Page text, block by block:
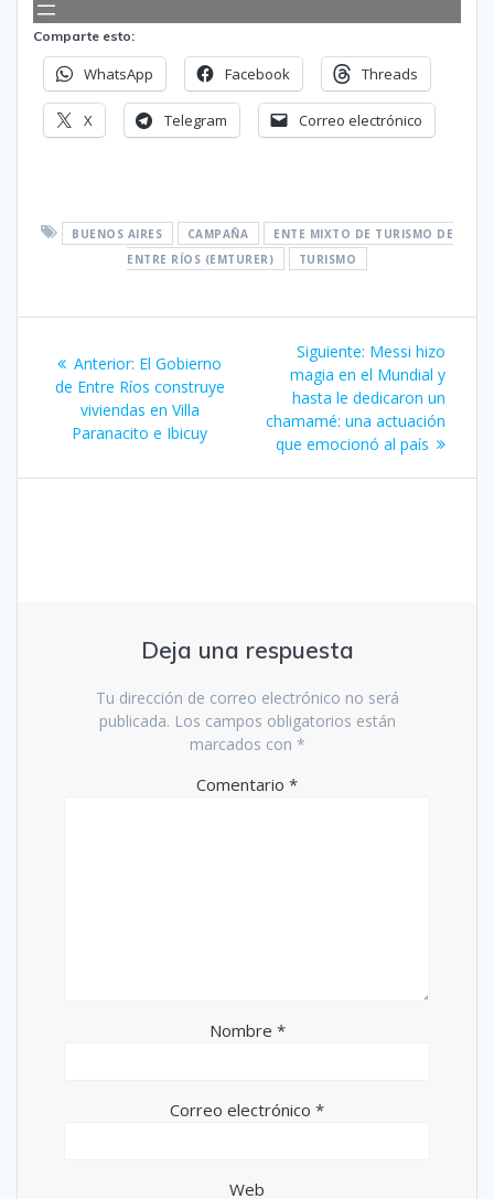
Comparte esto:
WhatsApp Facebook Threads
X Telegram Correo electrónico
BUENOS AIRES CAMPAÑA
ENTE MIXTO DE TURISMO DE
ENTRE RÍOS (EMTURER)
TURISMO
de
entradas
Anterior: Entrada
anterior:
El Gobierno
de Entre Ríos construye
viviendas en Villa
Paranacito e Ibicuy
Siguiente: Siguiente
entrada:
Messi hizo
magia en el Mundial y
hasta le dedicaron un
chamamé: una actuación
que emocionó al país
Deja una respuesta
Tu dirección de correo electrónico no será
publicada. Los campos obligatorios están
marcados con *
Comentario *
Nombre *
Correo electrónico *
Web